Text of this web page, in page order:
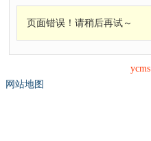
页面错误！请稍后再试～
ycms
网站地图